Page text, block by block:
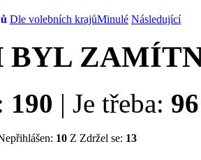
Dle volebních krajůMinulé Následující
BYL
190 | Je třeba: 96
10 Z Zdržel se: 13